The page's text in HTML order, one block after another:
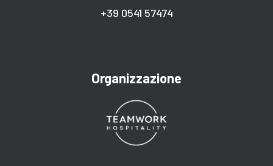
+39 0541 57474
Organizzazione